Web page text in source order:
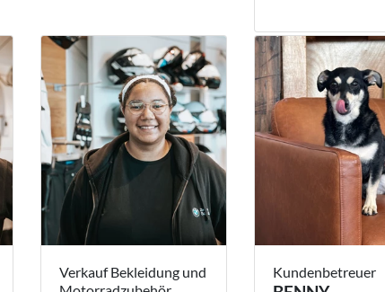
Verkauf Bekleidung und
Kundenbetreuer